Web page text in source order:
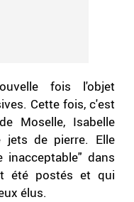
fois l'objet
Cette fois, c'est
Moselle, Isabelle
de pierre. Elle
dans
été postés et qui
élus.